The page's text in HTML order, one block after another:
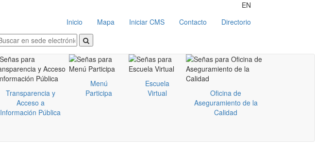
EN
Inicio
Mapa Iniciar CMS Contacto Directorio
Transparencia y
Acceso a
Información Pública
Menú
Participa
Escuela
Virtual
Oficina de
Aseguramiento de la
Calidad